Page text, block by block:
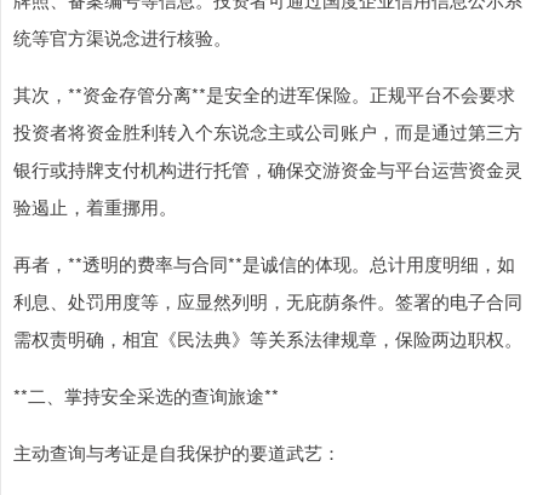
统等官方渠说念进行核验。
其次，**资金存管分离**是安全的进军保险。正规平台不会要求
投资者将资金胜利转入个东说念主或公司账户，而是通过第三方
银行或持牌支付机构进行托管，确保交游资金与平台运营资金灵
验遏止，着重挪用。
再者，**透明的费率与合同**是诚信的体现。总计用度明细，如
利息、处罚用度等，应显然列明，无庇荫条件。签署的电子合同
需权责明确，相宜《民法典》等关系法律规章，保险两边职权。
**二、掌持安全采选的查询旅途**
主动查询与考证是自我保护的要道武艺：